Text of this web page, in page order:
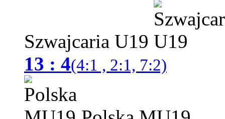
Szwajcaria U19
13 : 4(4:1 , 2:1, 7:2)